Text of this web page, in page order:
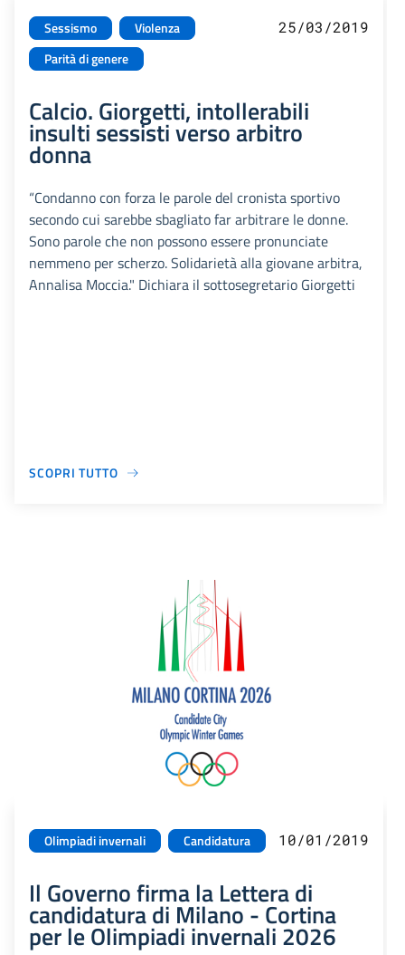
Sessismo
Violenza
Parità di genere
25/03/2019
Calcio. Giorgetti, intollerabili
insulti sessisti verso arbitro
donna
“Condanno con forza le parole del cronista sportivo
secondo cui sarebbe sbagliato far arbitrare le donne.
Sono parole che non possono essere pronunciate
nemmeno per scherzo. Solidarietà alla giovane arbitra,
Annalisa Moccia." Dichiara il sottosegretario Giorgetti
SCOPRI TUTTO
Olimpiadi invernali Candidatura 10/01/2019
Il Governo firma la Lettera di
candidatura di Milano - Cortina
per le Olimpiadi invernali 2026